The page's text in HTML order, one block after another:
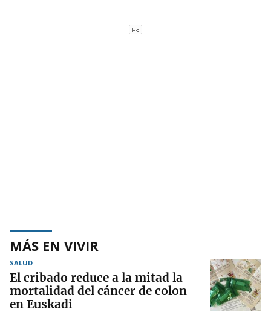
MÁS EN VIVIR
SALUD
El cribado reduce a la mitad la
mortalidad del cáncer de colon
en Euskadi